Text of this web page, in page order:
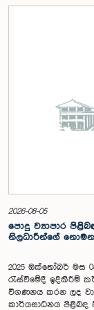
2026-08-05
පොදු ව්‍යාපාර
නිලධාරීන්ගේ
2025 ඔක්තෝබර් මස
රැස්වීමේදී ඉදිකිරීම්
විගණනය කරන ලද
කාර්යසාධනය පිළිබඳ